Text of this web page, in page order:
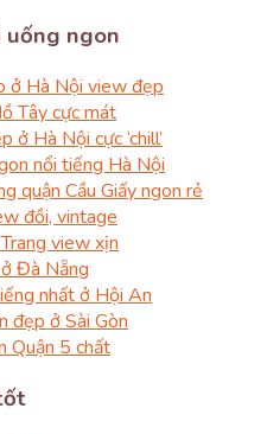
uống ngon
ở Hà Nội view đẹp
Tây cực mát
ở Hà Nội cực ‘chill’
nổi tiếng Hà Nội
quận Cầu Giấy ngon rẻ
đồi, vintage
view xịn
Đà Nẵng
nhất ở Hội An
đẹp ở Sài Gòn
Quận 5 chất